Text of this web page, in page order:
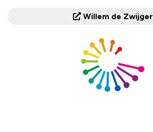
Willem de Zwijger